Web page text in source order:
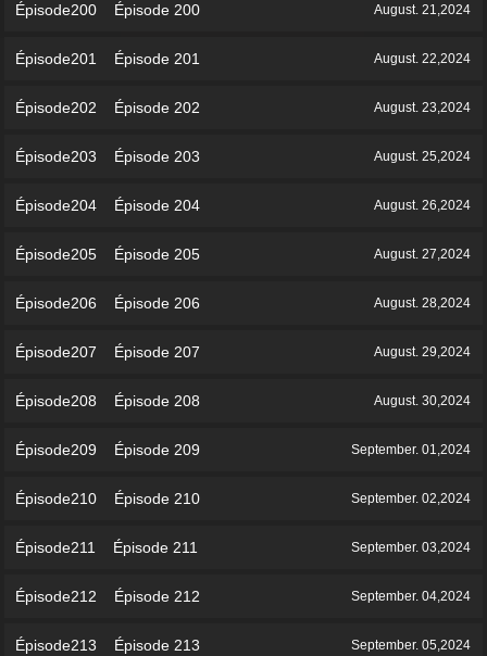
Épisode200 Épisode 200 August. 21,2024
Épisode201 Épisode 201 August. 22,2024
Épisode202 Épisode 202 August. 23,2024
Épisode203 Épisode 203 August. 25,2024
Épisode204 Épisode 204 August. 26,2024
Épisode205 Épisode 205 August. 27,2024
Épisode206 Épisode 206 August. 28,2024
Épisode207 Épisode 207 August. 29,2024
Épisode208 Épisode 208 August. 30,2024
Épisode209 Épisode 209 September. 01,2024
Épisode210 Épisode 210 September. 02,2024
Épisode211 Épisode 211 September. 03,2024
Épisode212 Épisode 212 September. 04,2024
Épisode213 Épisode 213 September. 05,2024